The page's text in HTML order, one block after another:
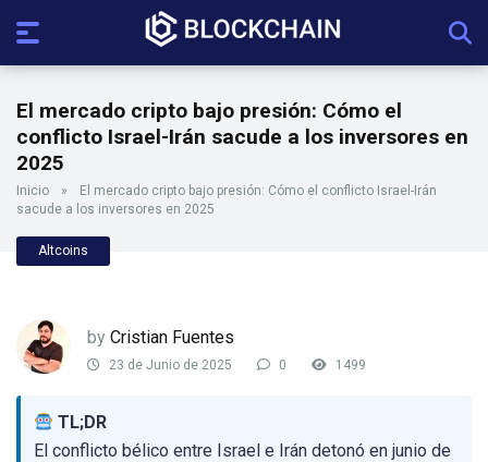
El mercado cripto bajo presión: Cómo el
conflicto Israel-Irán sacude a los inversores en
2025
Inicio »
El mercado cripto bajo presión: Cómo el conflicto Israel-Irán
sacude a los inversores en 2025
Altcoins
by Cristian Fuentes
23 de Junio de 2025 0 1499
TL;DR
El conflicto bélico entre Israel e Irán detonó en junio de